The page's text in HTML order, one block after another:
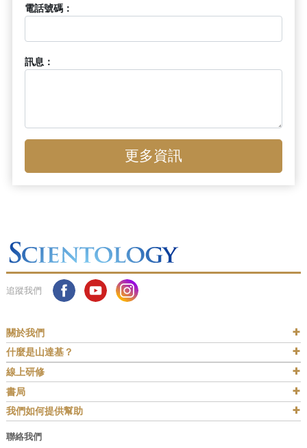
電話號碼：
訊息：
更多資訊
追蹤我們
關於我們
什麼是山達基？
線上研修
書局
我們如何提供幫助
聯絡我們